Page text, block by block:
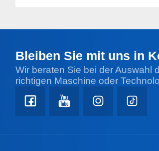
Bleiben Sie mit uns in
Wir beraten Sie bei der Auswahl
richtigen Maschine oder